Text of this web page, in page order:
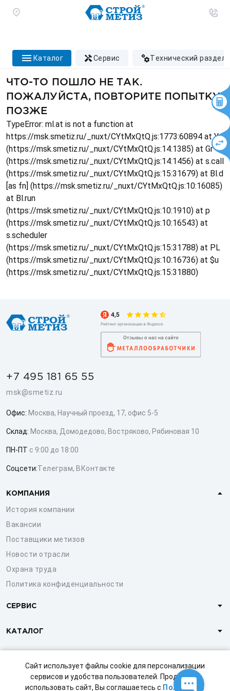
Сайт использует файлы cookie для персонализации
сервисов и удобства пользователей. Продолжая
использовать сайт, Вы соглашаетесь с Политикой
каталог сервис технический раздел
ЧТО-ТО ПОШЛО НЕ ТАК.
ПОЖАЛУЙСТА, ПОВТОРИТЕ ПОПЫТКУ
ПОЗЖЕ
TypeError: ml.at is not a function at
https://msk.smetiz.ru/_nuxt/CYtMxQtQ.js:1773:60894 at Ys
(https://msk.smetiz.ru/_nuxt/CYtMxQtQ.js:14:1385) at Gr
(https://msk.smetiz.ru/_nuxt/CYtMxQtQ.js:14:1456) at s.call
(https://msk.smetiz.ru/_nuxt/CYtMxQtQ.js:15:31679) at Bl.d
[as fn] (https://msk.smetiz.ru/_nuxt/CYtMxQtQ.js:10:16085)
at Bl.run
(https://msk.smetiz.ru/_nuxt/CYtMxQtQ.js:10:1910) at p
(https://msk.smetiz.ru/_nuxt/CYtMxQtQ.js:10:16543) at
s.scheduler
(https://msk.smetiz.ru/_nuxt/CYtMxQtQ.js:15:31788) at PL
(https://msk.smetiz.ru/_nuxt/CYtMxQtQ.js:10:16736) at $u
(https://msk.smetiz.ru/_nuxt/CYtMxQtQ.js:15:31880)
+7 495 181 65 55
msk@smetiz.ru
Офис: Москва, Научный проезд, 17, офис 5-5
Склад: Москва, Домодедово, Востряково, Рябиновая 10
ПН-ПТ с 9:00 до 18:00
Соцсети:Телеграм, ВКонтакте
КОМПАНИЯ
История компании
Вакансии
Поставщики метизов
Новости отрасли
Охрана труда
Политика конфиденциальности
СЕРВИС
КАТАЛОГ